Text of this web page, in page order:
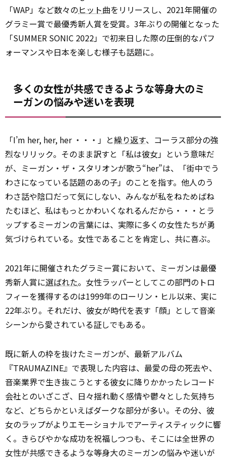
「WAP」など数々のヒット曲をリリースし、2021年開催の
グラミー賞で最優秀新人賞を受賞。3年ぶりの開催となった
「SUMMER SONIC 2022」で初来日した際の圧倒的なパフ
ォーマンスや日本を楽しむ様子も話題に。
多くの女性が共感できるような等身大のミ
ーガンの悩みや迷いを表現
「I’m her, her, her ・・・」と繰り返す、コーラス部分の強
烈なリリック。そのまま訳すと「私は彼女」という意味だ
が、ミーガン・ザ・スタリオンが歌う“her”は、「街中でう
わさになっている話題のあの子」のことを指す。他人のう
わさ話や陰口だって気にしない、みんなが私をねためばね
たむほど、私はもっとかわいくなれるんだから・・・とラ
ップするミーガンの言葉には、実際に多くの女性たちが勇
気づけられている。女性であることを肯定し、共に喜ぶ。
2021年に開催されたグラミー賞において、ミーガンは最優
秀新人賞に選ばれた。女性ラッパーとしてこの部門のトロ
フィーを獲得するのは1999年のローリン・ヒル以来、実に
22年ぶり。それだけ、彼女が時代を表す「顔」として音楽
シーンから愛されている証しでもある。
既に新人の枠を抜けたミーガンが、最新アルバム
『TRAUMAZINE』で表現した内容は、最愛の母の死去や、
音楽業界で生き抜こうとする彼女に降りかかったレコード
会社とのいざこざ、日々揺れ動く感情や鬱々とした気持ち
など、どちらかといえばダークな部分が多い。その分、彼
女のラップがよりエモーショナルでアーティスティックに響
く。きらびやかな成功を祝福しつつも、そこには全世界の
女性が共感できるような等身大のミーガンの悩みや迷いが